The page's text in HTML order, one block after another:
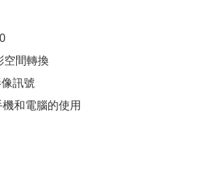
空間轉換
訊號
和電腦的使用